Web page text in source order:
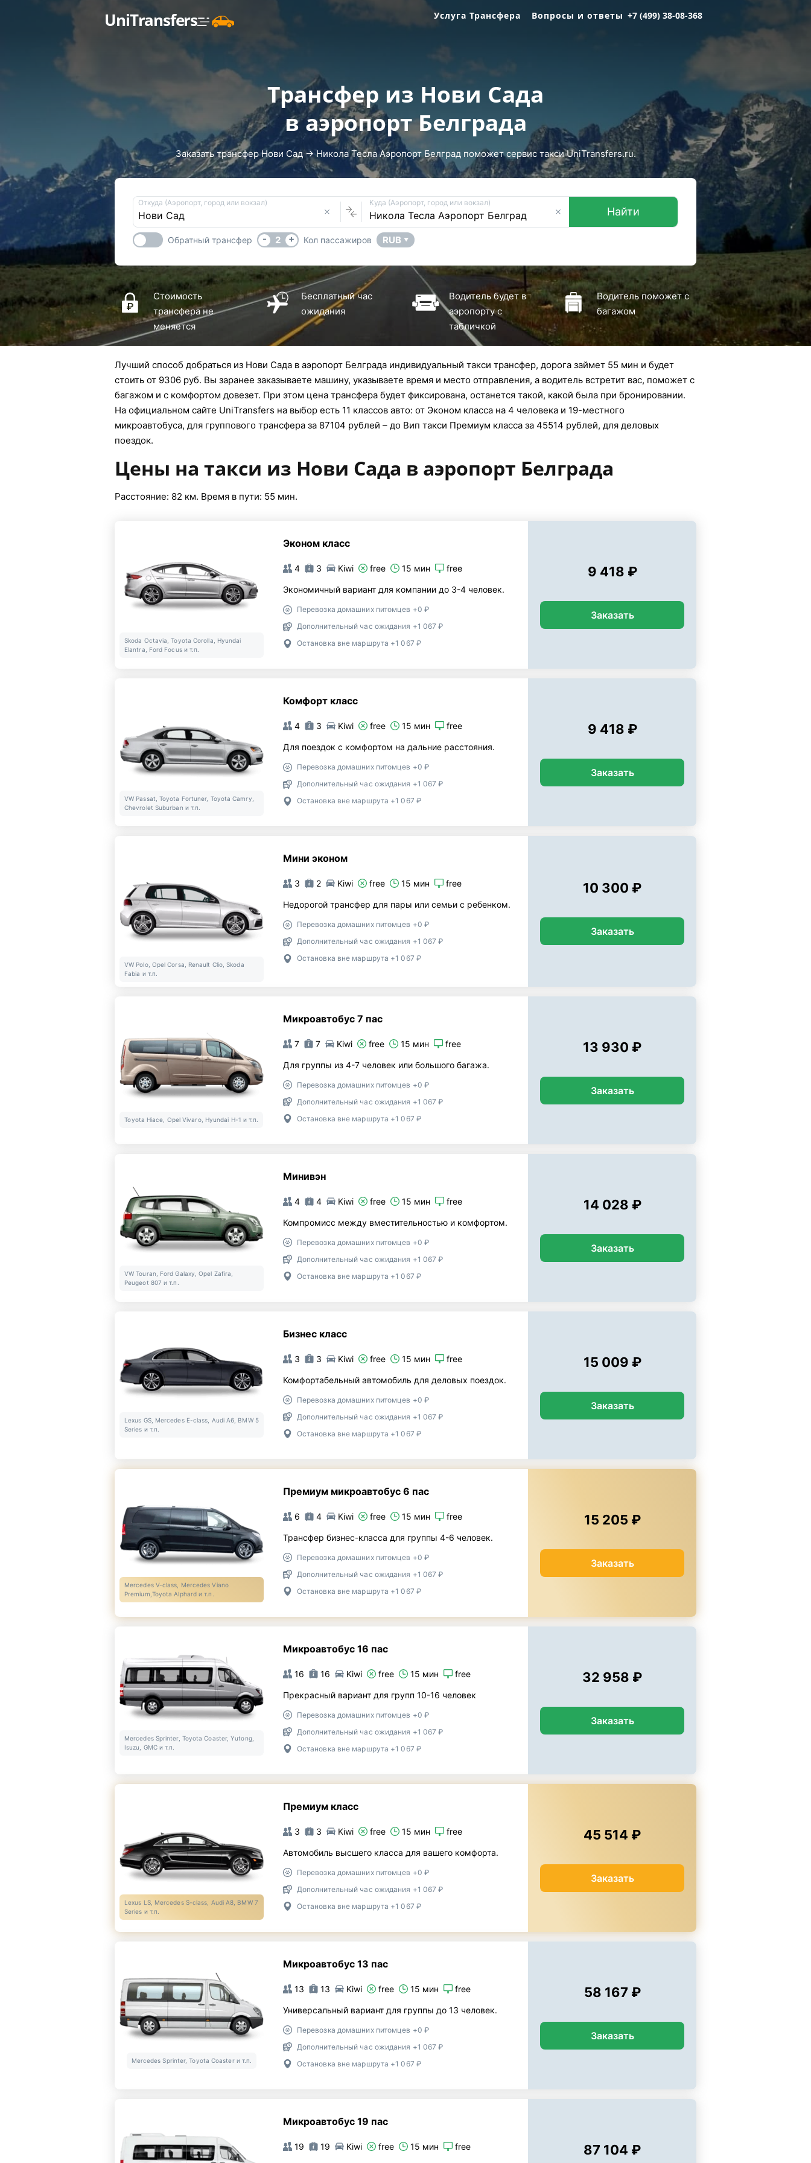
UniTransfers Услуга Трансфера Вопросы и ответы +7 (499) 38-08-368
Трансфер из Нови Сада
в аэропорт Белграда
Заказать трансфер Нови Сад → Никола Тесла Аэропорт Белград поможет сервис такси UniTransfers.ru.
Откуда (Аэропорт, город или вокзал) Куда (Аэропорт, город или вокзал)
Найти
Обратный трансфер - 2 + Кол пассажиров RUB ▼
Стоимость
трансфера не
меняется
Бесплатный час
ожидания
Водитель будет в
аэропорту с
табличкой
Водитель поможет с
багажом
Лучший способ добраться из Нови Сада в аэропорт Белграда индивидуальный такси трансфер, дорога займет 55 мин и будет
стоить от 9306 руб. Вы заранее заказываете машину, указываете время и место отправления, а водитель встретит вас, поможет с
багажом и с комфортом довезет. При этом цена трансфера будет фиксирована, останется такой, какой была при бронировании.
На официальном сайте UniTransfers на выбор есть 11 классов авто: от Эконом класса на 4 человека и 19-местного
микроавтобуса, для группового трансфера за 87104 рублей – до Вип такси Премиум класса за 45514 рублей, для деловых
поездок.
Цены на такси из Нови Сада в аэропорт Белграда
Расстояние: 82 км. Время в пути: 55 мин.
Skoda Octavia, Toyota Corolla, Hyundai
Elantra, Ford Focus и т.п.
Эконом класс
4 3 Kiwi free 15 мин free
Экономичный вариант для компании до 3-4 человек.
Перевозка домашних питомцев +0 ₽
Дополнительный час ожидания +1 067 ₽
Остановка вне маршрута +1 067 ₽
9 418 ₽
Заказать
VW Passat, Toyota Fortuner, Toyota Camry,
Chevrolet Suburban и т.п.
Комфорт класс
4 3 Kiwi free 15 мин free
Для поездок с комфортом на дальние расстояния.
Перевозка домашних питомцев +0 ₽
Дополнительный час ожидания +1 067 ₽
Остановка вне маршрута +1 067 ₽
9 418 ₽
Заказать
VW Polo, Opel Corsa, Renault Clio, Skoda
Fabia и т.п.
Мини эконом
3 2 Kiwi free 15 мин free
Недорогой трансфер для пары или семьи с ребенком.
Перевозка домашних питомцев +0 ₽
Дополнительный час ожидания +1 067 ₽
Остановка вне маршрута +1 067 ₽
10 300 ₽
Заказать
Toyota Hiace, Opel Vivaro, Hyundai H-1 и т.п.
Микроавтобус 7 пас
7 7 Kiwi free 15 мин free
Для группы из 4-7 человек или большого багажа.
Перевозка домашних питомцев +0 ₽
Дополнительный час ожидания +1 067 ₽
Остановка вне маршрута +1 067 ₽
13 930 ₽
Заказать
VW Touran, Ford Galaxy, Opel Zafira,
Peugeot 807 и т.п.
Минивэн
4 4 Kiwi free 15 мин free
Компромисс между вместительностью и комфортом.
Перевозка домашних питомцев +0 ₽
Дополнительный час ожидания +1 067 ₽
Остановка вне маршрута +1 067 ₽
14 028 ₽
Заказать
Lexus GS, Mercedes E-class, Audi A6, BMW 5
Series и т.п.
Бизнес класс
3 3 Kiwi free 15 мин free
Комфортабельный автомобиль для деловых поездок.
Перевозка домашних питомцев +0 ₽
Дополнительный час ожидания +1 067 ₽
Остановка вне маршрута +1 067 ₽
15 009 ₽
Заказать
Mercedes V-class, Mercedes Viano
Premium,Toyota Alphard и т.п.
Премиум микроавтобус 6 пас
6 4 Kiwi free 15 мин free
Трансфер бизнес-класса для группы 4-6 человек.
Перевозка домашних питомцев +0 ₽
Дополнительный час ожидания +1 067 ₽
Остановка вне маршрута +1 067 ₽
15 205 ₽
Заказать
Mercedes Sprinter, Toyota Coaster, Yutong,
Isuzu, GMC и т.п.
Микроавтобус 16 пас
16 16 Kiwi free 15 мин free
Прекрасный вариант для групп 10-16 человек
Перевозка домашних питомцев +0 ₽
Дополнительный час ожидания +1 067 ₽
Остановка вне маршрута +1 067 ₽
32 958 ₽
Заказать
Lexus LS, Mercedes S-class, Audi A8, BMW 7
Series и т.п.
Премиум класс
3 3 Kiwi free 15 мин free
Автомобиль высшего класса для вашего комфорта.
Перевозка домашних питомцев +0 ₽
Дополнительный час ожидания +1 067 ₽
Остановка вне маршрута +1 067 ₽
45 514 ₽
Заказать
Mercedes Sprinter, Toyota Coaster и т.п.
Микроавтобус 13 пас
13 13 Kiwi free 15 мин free
Универсальный вариант для группы до 13 человек.
Перевозка домашних питомцев +0 ₽
Дополнительный час ожидания +1 067 ₽
Остановка вне маршрута +1 067 ₽
58 167 ₽
Заказать
Микроавтобус 19 пас
19 19 Kiwi free 15 мин free 87 104 ₽